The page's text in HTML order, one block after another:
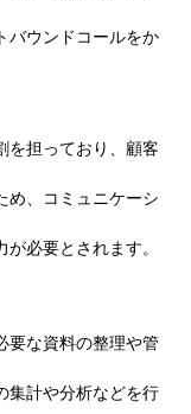
バウンドコールをか
を担っており、顧客
、 コミュニケーシ
が必要とされます。
要な資料の整理や管
集計や分析などを行